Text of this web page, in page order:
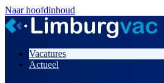
Naar hoofdinhoud
Vacatures
Actueel